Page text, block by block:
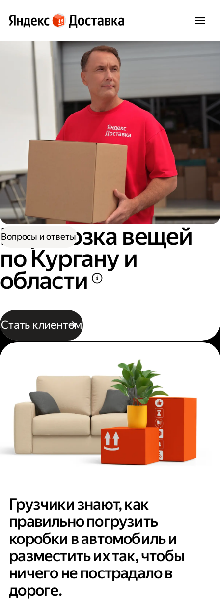
Перевозка вещей
по Кургану и
области
Стать клиентом
Вопросы и ответы
Грузчики знают, как
правильно погрузить
коробки в автомобиль и
разместить их так, чтобы
ничего не пострадало в
дороге.